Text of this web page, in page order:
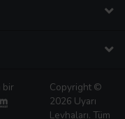
bir
Copyright ©
2026 Uyarı
Levhaları. Tüm